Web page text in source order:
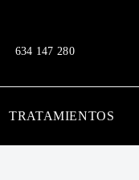
634 147 280
TRATAMIENTOS